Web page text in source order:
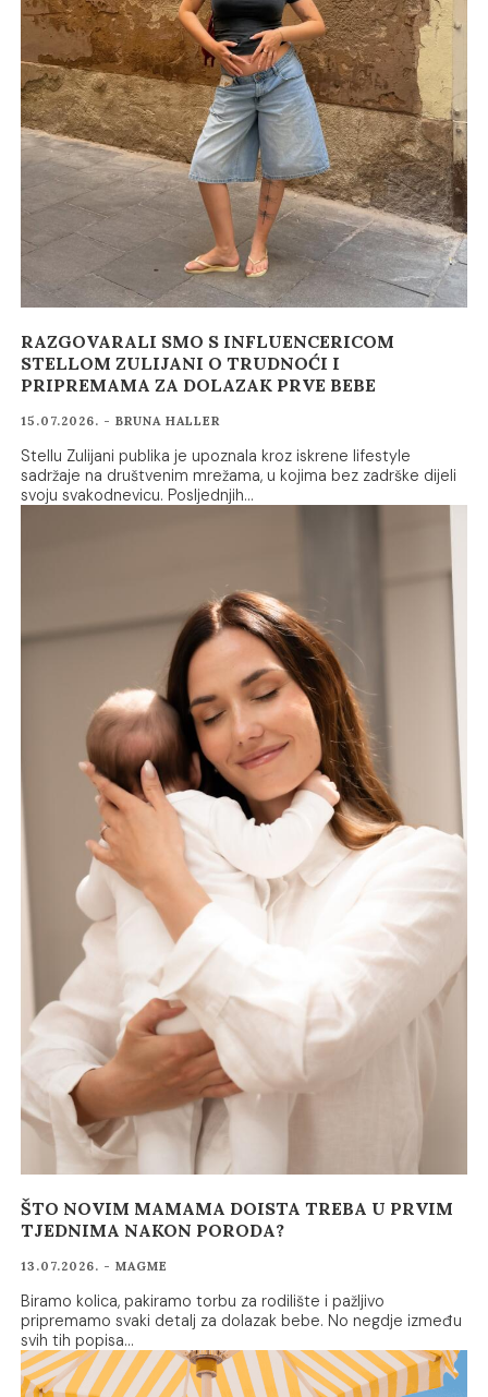
RAZGOVARALI SMO S INFLUENCERICOM
STELLOM ZULIJANI O TRUDNOĆI I
PRIPREMAMA ZA DOLAZAK PRVE BEBE
15.07.2026. - BRUNA HALLER
Stellu Zulijani publika je upoznala kroz iskrene lifestyle
sadržaje na društvenim mrežama, u kojima bez zadrške dijeli
svoju svakodnevicu. Posljednjih…
ŠTO NOVIM MAMAMA DOISTA TREBA U PRVIM
TJEDNIMA NAKON PORODA?
13.07.2026. - MAGME
Biramo kolica, pakiramo torbu za rodilište i pažljivo
pripremamo svaki detalj za dolazak bebe. No negdje između
svih tih popisa…